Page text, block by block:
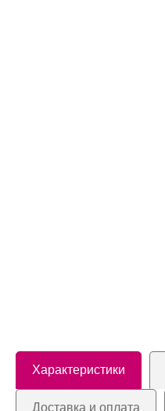
Характеристики
Доставка и оплата